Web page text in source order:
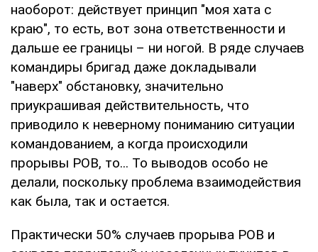
наоборот: действует принцип "моя хата с
краю", то есть, вот зона ответственности и
дальше ее границы – ни ногой. В ряде случаев
командиры бригад даже докладывали
"наверх" обстановку, значительно
приукрашивая действительность, что
приводило к неверному пониманию ситуации
командованием, а когда происходили
прорывы РОВ, то... То выводов особо не
делали, поскольку проблема взаимодействия
как была, так и остается.
Практически 50% случаев прорыва РОВ и